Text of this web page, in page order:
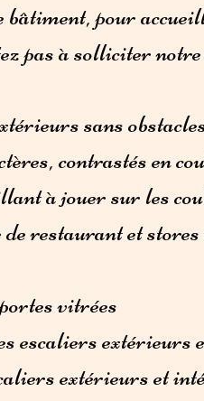
bâtiment, pour
pas à solliciter
sans
contrastés en
à jouer sur les
restaurant et
vitrées
escaliers extérieurs
extérieurs et